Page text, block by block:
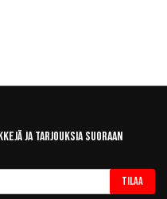
ja tarjouksia suoraan
Tilaa